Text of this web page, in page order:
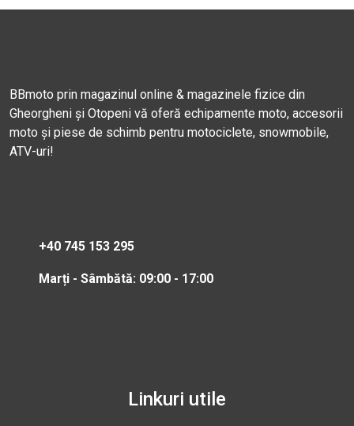
BBmoto prin magazinul online & magazinele fizice din
Gheorgheni și Otopeni vă oferă echipamente moto, accesorii
moto și piese de schimb pentru motociclete, snowmobile,
ATV-uri!
+40 745 153 295
Marți - Sâmbătă: 09:00 - 17:00
Linkuri utile